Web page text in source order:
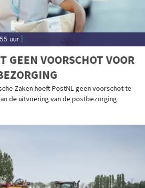
uur
GEEN VOORSCHOT VOOR
Zaken hoeft PostNL geen voorschot te
de uitvoering van de postbezorging